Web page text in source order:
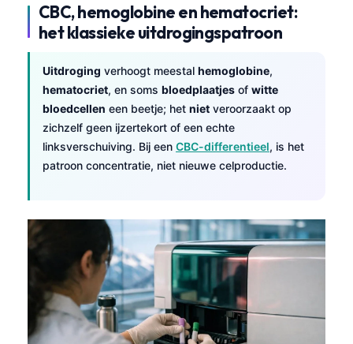
CBC, hemoglobine en hematocriet:
het klassieke uitdrogingspatroon
Uitdroging verhoogt meestal hemoglobine,
hematocriet, en soms bloedplaatjes of witte
bloedcellen een beetje; het niet veroorzaakt op
zichzelf geen ijzertekort of een echte
linksverschuiving. Bij een CBC-differentieel, is het
patroon concentratie, niet nieuwe celproductie.